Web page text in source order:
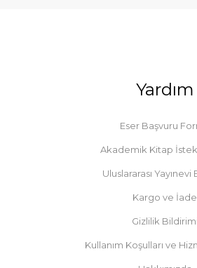
Yardım
Eser Başvuru
Akademik Kitap
Uluslararası Yayınevi
Kargo ve İade
Gizlilik Bildirimi
Kullanım Koşulları ve